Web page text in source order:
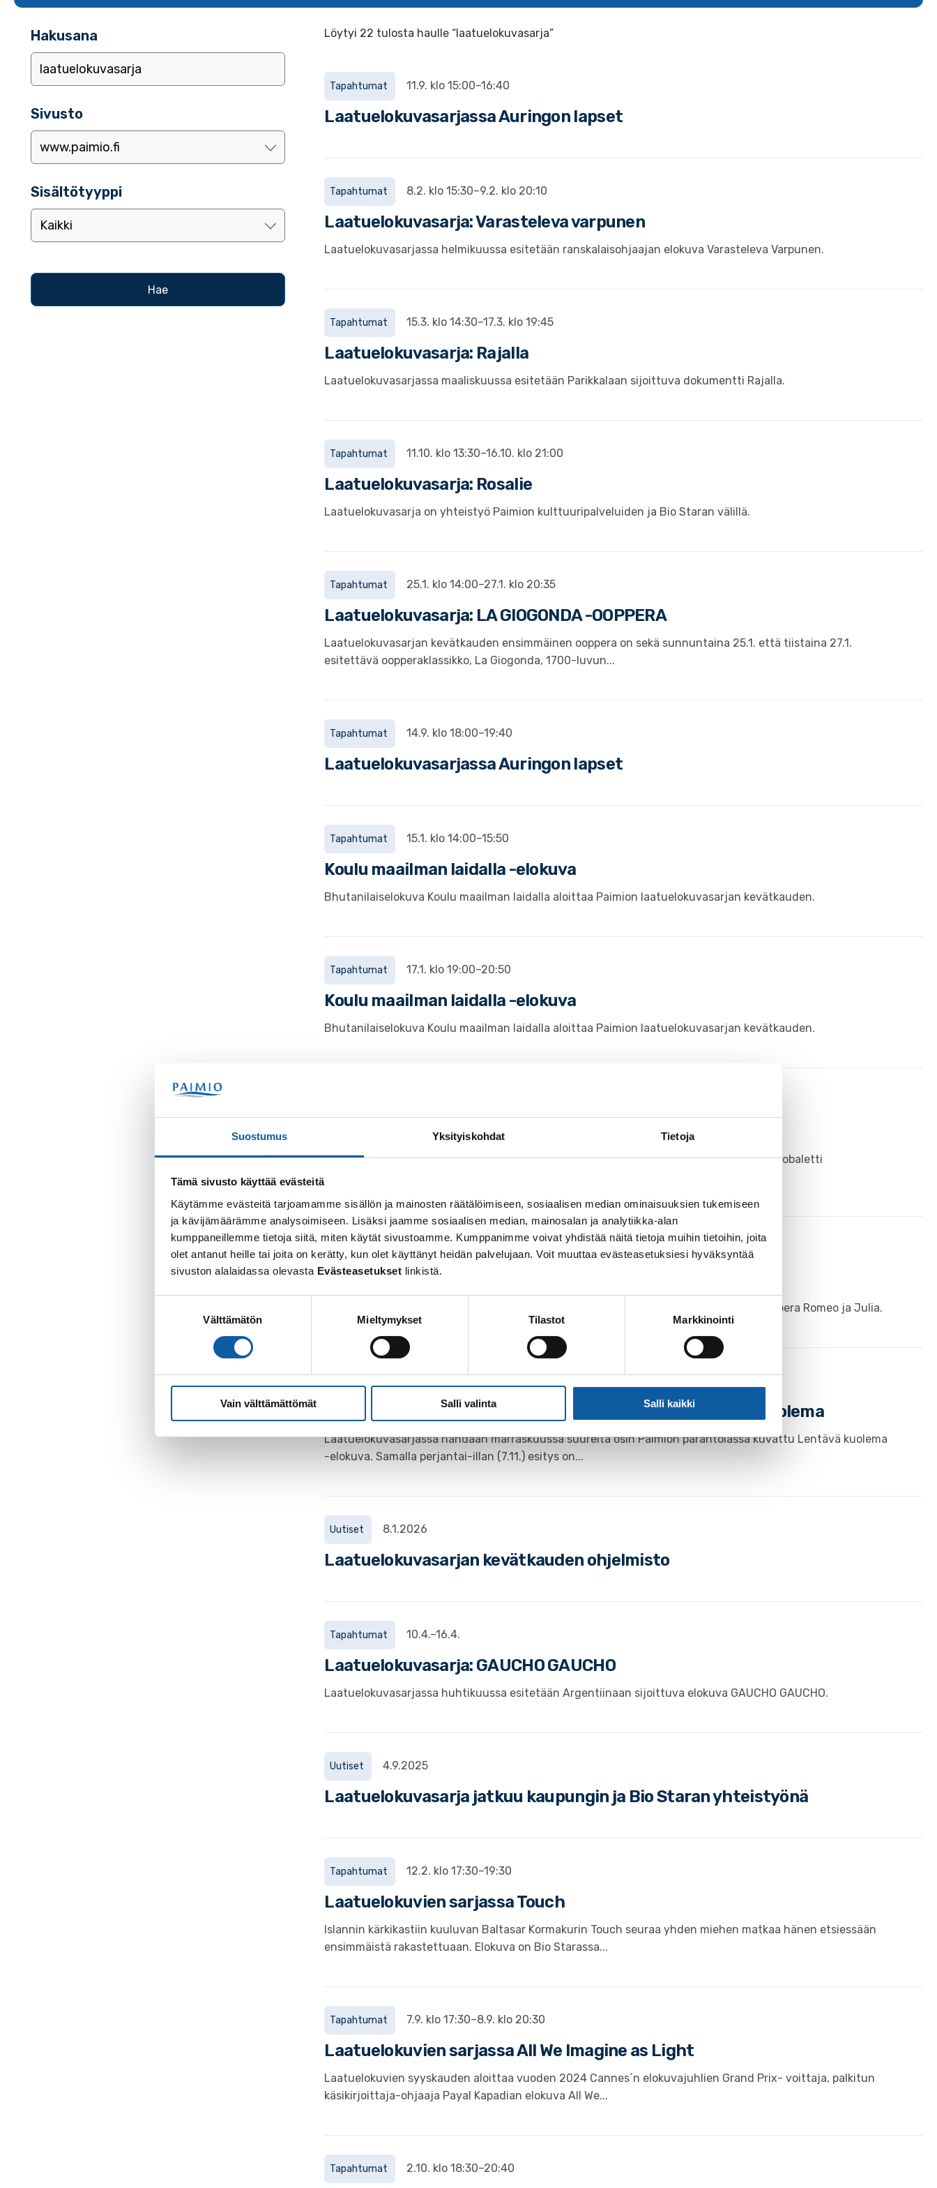
Suostumus Yksityiskohdat Tietoja
Tämä sivusto käyttää evästeitä
Käytämme evästeitä tarjoamamme sisällön ja mainosten räätälöimiseen, sosiaalisen median ominaisuuksien tukemiseen
ja kävijämäärämme analysoimiseen. Lisäksi jaamme sosiaalisen median, mainosalan ja analytiikka-alan
kumppaneillemme tietoja siitä, miten käytät sivustoamme. Kumppanimme voivat yhdistää näitä tietoja muihin tietoihin, joita
olet antanut heille tai joita on kerätty, kun olet käyttänyt heidän palvelujaan. Voit muuttaa evästeasetuksiesi hyväksyntää
sivuston alalaidassa olevasta Evästeasetukset linkistä.
Välttämätön Mieltymykset Tilastot Markkinointi
Vain välttämättömät Salli valinta Salli kaikki
Hakusana
Sivusto
Sisältötyyppi
Löytyi 22 tulosta haulle “laatuelokuvasarja”
Tapahtumat 11.9. klo 15:00–16:40
Laatuelokuvasarjassa Auringon lapset
Tapahtumat 8.2. klo 15:30–9.2. klo 20:10
Laatuelokuvasarja: Varasteleva varpunen
Laatuelokuvasarjassa helmikuussa esitetään ranskalaisohjaajan elokuva Varasteleva Varpunen.
Tapahtumat 15.3. klo 14:30–17.3. klo 19:45
Laatuelokuvasarja: Rajalla
Laatuelokuvasarjassa maaliskuussa esitetään Parikkalaan sijoittuva dokumentti Rajalla.
Tapahtumat 11.10. klo 13:30–16.10. klo 21:00
Laatuelokuvasarja: Rosalie
Laatuelokuvasarja on yhteistyö Paimion kulttuuripalveluiden ja Bio Staran välillä.
Tapahtumat 25.1. klo 14:00–27.1. klo 20:35
Laatuelokuvasarja: LA GIOGONDA -OOPPERA
Laatuelokuvasarjan kevätkauden ensimmäinen ooppera on sekä sunnuntaina 25.1. että tiistaina 27.1.
esitettävä oopperaklassikko, La Giogonda, 1700-luvun...
Tapahtumat 14.9. klo 18:00–19:40
Laatuelokuvasarjassa Auringon lapset
Tapahtumat 15.1. klo 14:00–15:50
Koulu maailman laidalla -elokuva
Bhutanilaiselokuva Koulu maailman laidalla aloittaa Paimion laatuelokuvasarjan kevätkauden.
Tapahtumat 17.1. klo 19:00–20:50
Koulu maailman laidalla -elokuva
Bhutanilaiselokuva Koulu maailman laidalla aloittaa Paimion laatuelokuvasarjan kevätkauden.
Laatuelokuvasarja: Joutsenlampi -baletti
Laatuelokuvien ja -oopperoiden sarjassa maalis-huhtikuun taitteessa nähdään klassikkobaletti
Tapahtumat 24.9. klo 16:30–19:30
Ooppera Romeo ja Julia laatuelokuvien oopperasarjassa
Laatuelokuvasarjan syyskauden ensimmäinen ooppera on Shakespearen klassinen ooppera Romeo ja Julia.
Laatuelokuvasarjassa uusi dokumenttielokuva Lentävä kuolema
Laatuelokuvasarjassa nähdään marraskuussa suurelta osin Paimion parantolassa kuvattu Lentävä kuolema
-elokuva. Samalla perjantai-illan (7.11.) esitys on...
Uutiset 8.1.2026
Laatuelokuvasarjan kevätkauden ohjelmisto
Tapahtumat 10.4.–16.4.
Laatuelokuvasarja: GAUCHO GAUCHO
Laatuelokuvasarjassa huhtikuussa esitetään Argentiinaan sijoittuva elokuva GAUCHO GAUCHO.
Uutiset 4.9.2025
Laatuelokuvasarja jatkuu kaupungin ja Bio Staran yhteistyönä
Tapahtumat 12.2. klo 17:30–19:30
Laatuelokuvien sarjassa Touch
Islannin kärkikastiin kuuluvan Baltasar Kormakurin Touch seuraa yhden miehen matkaa hänen etsiessään
ensimmäistä rakastettuaan. Elokuva on Bio Starassa...
Tapahtumat 7.9. klo 17:30–8.9. klo 20:30
Laatuelokuvien sarjassa All We Imagine as Light
Laatuelokuvien syyskauden aloittaa vuoden 2024 Cannes´n elokuvajuhlien Grand Prix- voittaja, palkitun
käsikirjoittaja-ohjaaja Payal Kapadian elokuva All We...
Tapahtumat 2.10. klo 18:30–20:40